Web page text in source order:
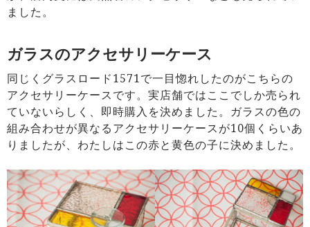
ました。
ガラスのアクセサリーケース
同じくグラスロード1571で一目惚れしたのがこちらの
アクセサリーケースです。実店舗ではここでしか売られ
ていないらしく、即時購入を決めました。ガラスの色の
組み合わせが異なるアクセサリーケースが10個くらいあ
りましたが、わたしはこの赤と黄色の子に決めました。